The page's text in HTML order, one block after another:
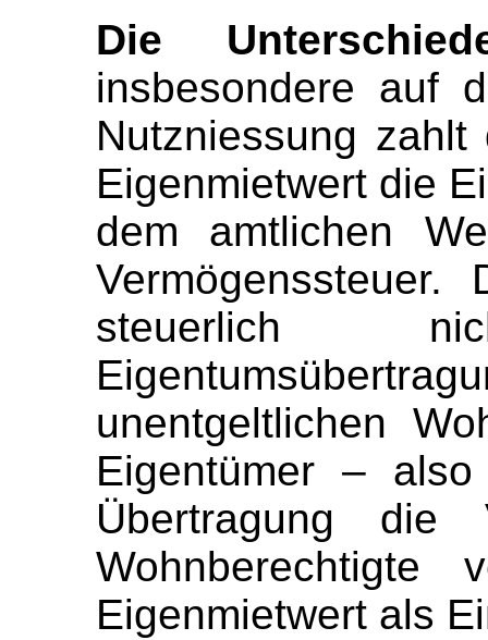
Die
insbesondere auf
Nutzniessung
Eigenmietwert die
dem amtlichen
steuerlich
unentgeltlichen
Eigentümer –
Übertragung die
Wohnberechtigte
Eigenmietwert als